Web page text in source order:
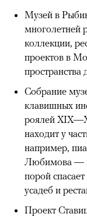
Музей в
многолетней
коллекции,
проектов в
пространства
Собрание
клавишных
роялей
находит у
например,
Любимова — и
порой
усадеб и
Проект